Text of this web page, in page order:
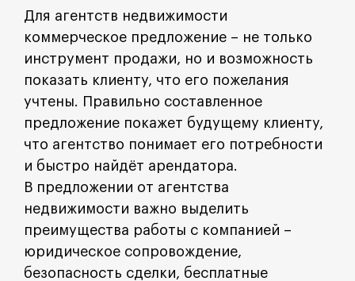
Для агентств недвижимости
коммерческое предложение – не только
инструмент продажи, но и возможность
показать клиенту, что его пожелания
учтены. Правильно составленное
предложение покажет будущему клиенту,
что агентство понимает его потребности
и быстро найдёт арендатора.
В предложении от агентства
недвижимости важно выделить
преимущества работы с компанией –
юридическое сопровождение,
безопасность сделки, бесплатные